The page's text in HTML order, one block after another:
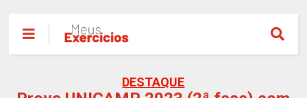
DESTAQUE